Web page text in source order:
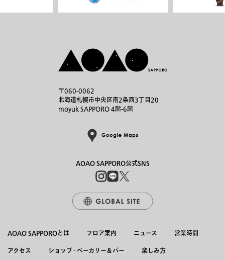
〒060-0062
北海道札幌市中央区南2条西3丁目20
moyuk SAPPORO 4階-6階
AOAO SAPPORO公式SNS
AOAO SAPPOROとは フロア案内 ニュース
営業時間
アクセス
ショップ・ベーカリー＆バー 楽しみ方